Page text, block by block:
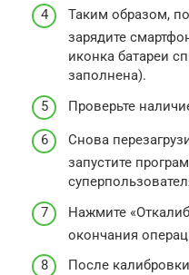
Таким образом,
зарядите
иконка батареи
заполнена).
Проверьте
Снова
запустите
Нажмите
окончания
После